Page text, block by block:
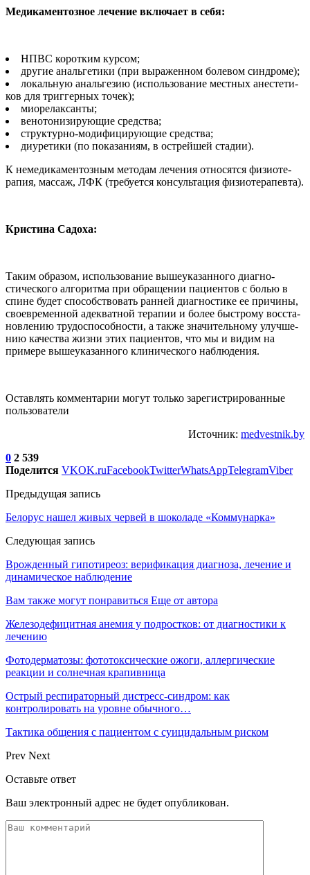
Медикаментозное лечение включает в себя:
НПВС коротким курсом;
другие анальгетики (при вы­раженном болевом синдроме);
локальную анальгезию (ис­пользование местных анестети­
ков для триггерных точек);
миорелаксанты;
венотонизирующие сред­ства;
структурно-модифицирую­щие средства;
диуретики (по показаниям, в острейшей стадии).
К немедикаментозным мето­дам лечения относятся физиоте­
рапия, массаж, ЛФК (требуется консультация физиотерапевта).
Кристина Садоха:
Таким образом, использо­вание вышеуказанного диагно­
стического алгоритма при об­ращении пациентов с болью в
спине будет способствовать ран­ней диагностике ее причины,
своевременной адекватной те­рапии и более быстрому восста­
новлению трудоспособности, а также значительному улучше­
нию качества жизни этих па­циентов, что мы и видим на
примере вышеуказанного кли­нического наблюдения.
Оставлять комментарии могут только зарегистрированные
пользователи
Источник: medvestnik.by
0 2 539
Поделится VKOK.ruFacebookTwitterWhatsAppTelegramViber
Предыдущая запись
Белорус нашел живых червей в шоколаде «Коммунарка»
Следующая запись
Врожденный гипотиреоз: верификация диагноза, лечение и
динамическое наблюдение
Вам также могут понравиться Еще от автора
Железодефицитная анемия у подростков: от диагностики к
лечению
Фотодерматозы: фототоксические ожоги, аллергические
реакции и солнечная крапивница
Острый респираторный дистресс-синдром: как
контролировать на уровне обычного…
Тактика общения с пациентом с суицидальным риском
Prev Next
Оставьте ответ
Ваш электронный адрес не будет опубликован.